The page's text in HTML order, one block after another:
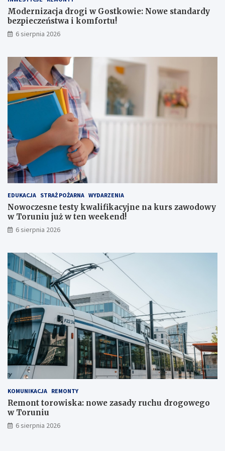
e
z
p
i
e
ń
s
t
i
k
o
m
f
o
t
u
!
Modernizacja drogi w Gostkowie: Nowe standardy
bezpieczeństwa i komfortu!
6 sierpnia 2026
EDUKACJA STRAŻ POŻARNA WYDARZENIA
Nowoczesne testy kwalifikacyjne na kurs zawodowy
w Toruniu już w ten weekend!
6 sierpnia 2026
KOMUNIKACJA REMONTY
Remont torowiska: nowe zasady ruchu drogowego
w Toruniu
6 sierpnia 2026